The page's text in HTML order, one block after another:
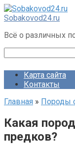
Перейти
к
Sobakovod24.ru
Всё о различных
Карта сайта
Контакты
Главная » Породы
Какая
предков?